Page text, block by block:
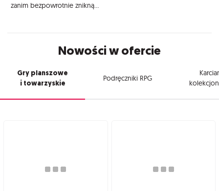
zanim bezpowrotnie znikną...
Nowości w ofercie
Gry planszowe
i towarzyskie
Podręczniki RPG